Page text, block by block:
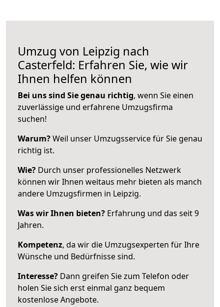
Umzug von Leipzig nach
Casterfeld: Erfahren Sie, wie wir
Ihnen helfen können
Bei uns sind Sie genau richtig, wenn Sie einen
zuverlässige und erfahrene Umzugsfirma
suchen!
Warum?Weil unser Umzugsservice für Sie genau
richtig ist.
Wie? Durch unser professionelles Netzwerk
können wir Ihnen weitaus mehr bieten als manch
andere Umzugsfirmen in Leipzig.
Was wir Ihnen bieten? Erfahrung und das seit 9
Jahren.
Kompetenz, da wir die Umzugsexperten für Ihre
Wünsche und Bedürfnisse sind.
Interesse? Dann greifen Sie zum Telefon oder
holen Sie sich erst einmal ganz bequem
kostenlose Angebote.